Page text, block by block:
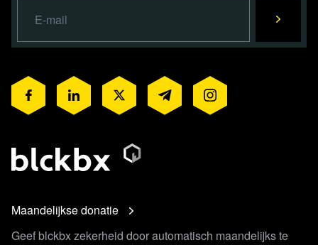
Maandelijkse donatie
Geef blckbx zekerheid door automatisch maandelijks te